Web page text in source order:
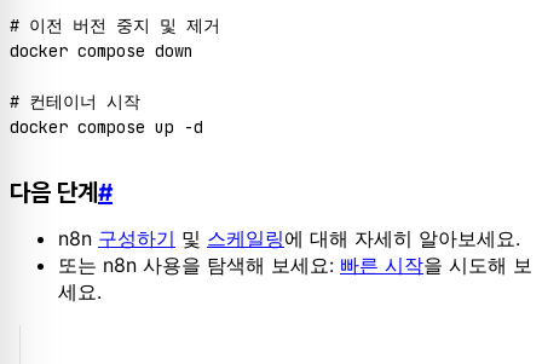
# 이전 버전 중지 및 제거
docker compose down
# 컨테이너 시작
다음 단계#
n8n 구성하기 및 스케일링에 대해 자세히 알아보세요.
또는 n8n 사용을 탐색해 보세요: 빠른 시작을 시도해 보
세요.